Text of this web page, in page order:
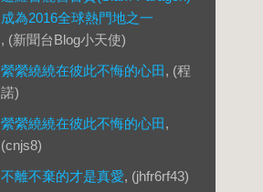
成為2016全球熱門地之一
, (新聞台Blog小天使)
縈縈繞繞在彼此不悔的心田, (程
諾)
縈縈繞繞在彼此不悔的心田,
(cnjs8)
不離不棄的才是真愛, (jhfr6rf43)